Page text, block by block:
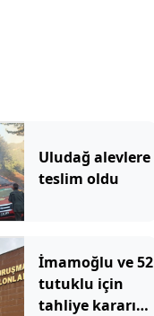
Uludağ alevlere
teslim oldu
İmamoğlu ve 52
tutuklu için
tahliye kararı